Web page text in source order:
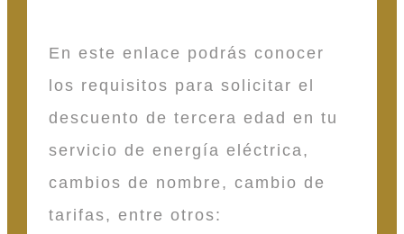
En este enlace podrás conocer
los requisitos para solicitar el
descuento de tercera edad en tu
servicio de energía eléctrica,
cambios de nombre, cambio de
tarifas, entre otros: